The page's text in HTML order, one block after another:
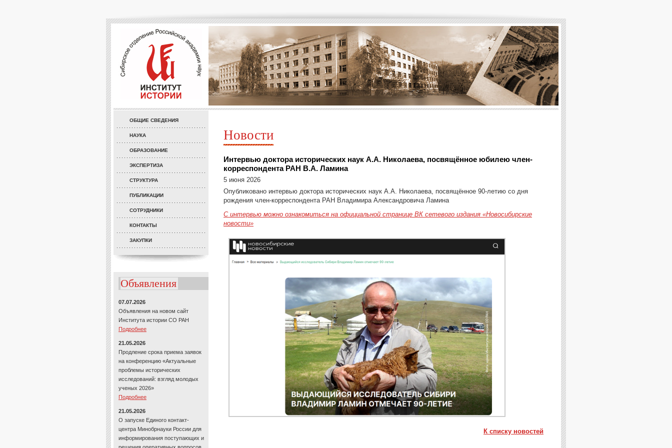
ОБЩИЕ СВЕДЕНИЯ
НАУКА
ОБРАЗОВАНИЕ
ЭКСПЕРТИЗА
СТРУКТУРА
ПУБЛИКАЦИИ
СОТРУДНИКИ
КОНТАКТЫ
ЗАКУПКИ
Объявления
07.07.2026
Объявления на новом сайт
Института истории СО РАН
Подробнее
21.05.2026
Продление срока приема заявок
на конференцию «Актуальные
проблемы исторических
исследований: взгляд молодых
ученых 2026»
Подробнее
21.05.2026
О запуске Единого контакт-
центра Минобрнауки России для
информирования поступающих и
Новости
Интервью доктора исторических наук А.А. Николаева, посвящённое юбилею член-
корреспондента РАН В.А. Ламина
5 июня 2026
Опубликовано интервью доктора исторических наук А.А. Николаева, посвящённое 90-летию со дня
рождения член-корреспондента РАН Владимира Александровича Ламина
С интервью можно ознакомиться на официальной странице ВК сетевого издания «Новосибирские
новости»
К списку новостей